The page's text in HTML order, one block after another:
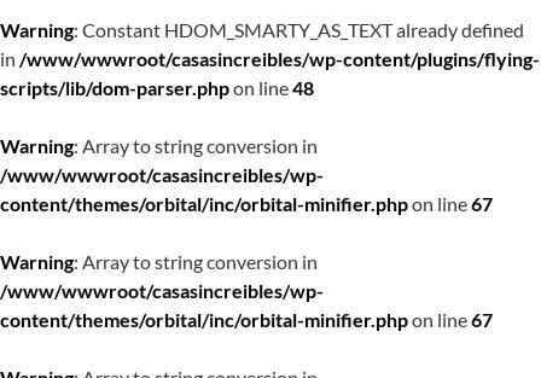
Warning: Constant HDOM_SMARTY_AS_TEXT already defined
in /www/wwwroot/casasincreibles/wp-content/plugins/flying-
scripts/lib/dom-parser.phpon line48
Warning: Array to string conversion in
/www/wwwroot/casasincreibles/wp-
content/themes/orbital/inc/orbital-minifier.phpon line67
Warning: Array to string conversion in
/www/wwwroot/casasincreibles/wp-
content/themes/orbital/inc/orbital-minifier.phpon line67